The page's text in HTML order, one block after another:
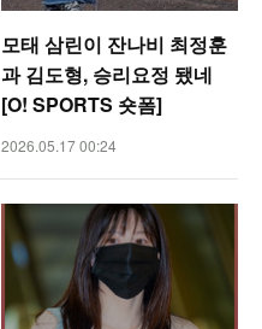
모태 삼린이 잔나비 최정훈
과 김도형, 승리요정 됐네
[O! SPORTS 숏폼]
2026.05.17 00:24